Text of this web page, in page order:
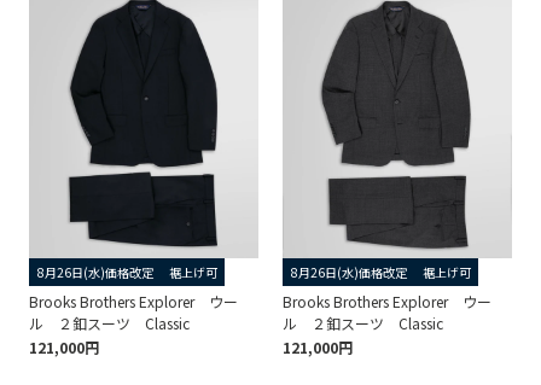
8月26日(水)価格改定 裾上げ可
Brooks Brothers Explorer ウー
ル ２釦スーツ Classic
121,000円
8月26日(水)価格改定 裾上げ可
Brooks Brothers Explorer ウー
ル ２釦スーツ Classic
121,000円